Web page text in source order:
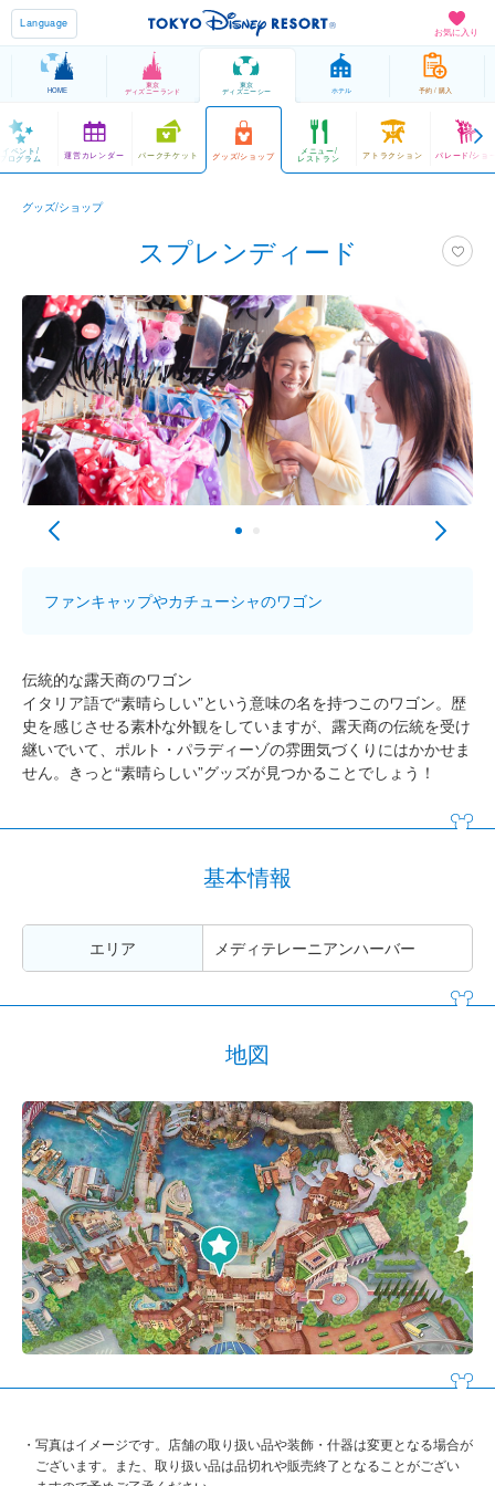
お気に入り
Language
HOME
東京
ディズニーランド
東京
ディズニーシー ホテル 予約 / 購入
イベント/
ログラム 運営カレンダー パークチケット グッズ/ショップ メニュー/
レストラン アトラクション パレード/ショ
グッズ/ショップ
スプレンディード
ファンキャップやカチューシャのワゴン
伝統的な露天商のワゴン
イタリア語で“素晴らしい”という意味の名を持つこのワゴン。歴
史を感じさせる素朴な外観をしていますが、露天商の伝統を受け
継いでいて、ポルト・パラディーゾの雰囲気づくりにはかかせま
せん。きっと“素晴らしい”グッズが見つかることでしょう！
基本情報
エリア メディテレーニアンハーバー
地図
写真はイメージです。店舗の取り扱い品や装飾・什器は変更となる場合が
ございます。また、取り扱い品は品切れや販売終了となることがござい